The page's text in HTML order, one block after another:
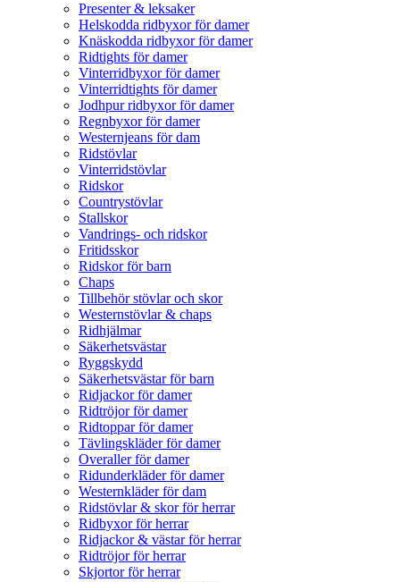
Presenter & leksaker
Helskodda ridbyxor för damer
Knäskodda ridbyxor för damer
Ridtights för damer
Vinterridbyxor för damer
Vinterridtights för damer
Jodhpur ridbyxor för damer
Regnbyxor för damer
Westernjeans för dam
Ridstövlar
Vinterridstövlar
Ridskor
Countrystövlar
Stallskor
Vandrings- och ridskor
Fritidsskor
Ridskor för barn
Chaps
Tillbehör stövlar och skor
Westernstövlar & chaps
Ridhjälmar
Säkerhetsvästar
Ryggskydd
Säkerhetsvästar för barn
Ridjackor för damer
Ridtröjor för damer
Ridtoppar för damer
Tävlingskläder för damer
Overaller för damer
Ridunderkläder för damer
Westernkläder för dam
Ridstövlar & skor för herrar
Ridbyxor för herrar
Ridjackor & västar för herrar
Ridtröjor för herrar
Skjortor för herrar